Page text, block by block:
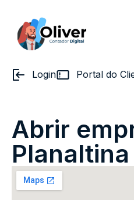
Login Portal do
Abrir
Planaltina